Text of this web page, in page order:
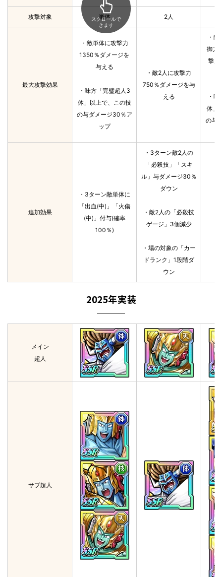
攻撃対象 単体 2人
最大攻撃効果
・敵単体に攻撃力
1350％ダメージを
与える
・味方「完璧超人3
体」以上で、この技
の与ダメージ30％ア
ップ
・敵2人に攻撃力
750％ダメージを与
える
・
御力
撃力
・
体」
の与
追加効果
・3ターン敵単体に
「出血(中)」「火傷
(中)」付与(確率
100％)
・3ターン敵2人の
「必殺技」「スキ
ル」与ダメージ30％
ダウン
・敵2人の「必殺技
ゲージ」3個減少
・場の対象の「カー
ドランク」1段階ダ
ウン
スクロールで
きます
2025年実装
メイン
超人
サブ超人